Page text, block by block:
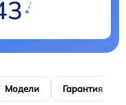
Модели Гарантия